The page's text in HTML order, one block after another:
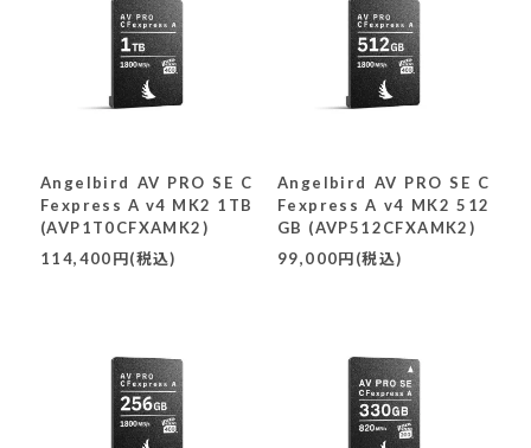
Angelbird AV PRO SE C
Fexpress A v4 MK2 1TB
(AVP1T0CFXAMK2)
114,400円(税込)
Angelbird AV PRO SE C
Fexpress A v4 MK2 512
GB (AVP512CFXAMK2)
99,000円(税込)